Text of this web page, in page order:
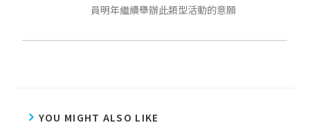
員明年繼續舉辦此類型活動的意願
YOU MIGHT ALSO LIKE